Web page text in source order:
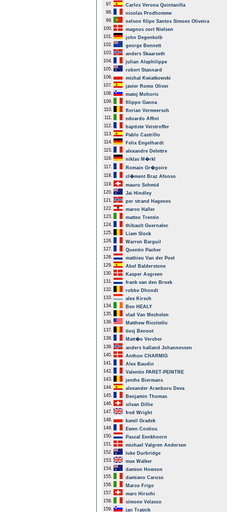
97.
Carlos Verona Quintanilla
98.
nicolas Prodhomme
99.
nelson filipe Santos Simoes Oliveira
100.
magnus cort Nielsen
101.
john Degenkolb
102.
george Bennett
103.
anders Skaarseth
104.
julian Alaphilippe
105.
robert Stannard
106.
michal Kwiatkowski
107.
javier Romo Oliver
108.
matej Mohoric
109.
filippo Ganna
110.
florian Vermeersch
111.
edoardo Affini
112.
baptiste Veistroffer
113.
Pablo Castrillo
114.
Felix Engelhardt
115.
alexandre Delettre
116.
niklas M�rkl
117.
Romain Gr�goire
118.
cl�ment Braz Afonso
119.
mauro Schmid
120.
Jai Hindley
121.
per strand Hagenes
122.
marco Haller
123.
matteo Trentin
124.
thibault Guernalec
125.
Liam Slock
126.
Warren Barguil
127.
Quentin Pacher
128.
mathieu Van der Poel
129.
Abel Balderstone
130.
Kasper Asgreen
131.
frank van den Broek
132.
robbe Dhondt
133.
alex Kirsch
134.
Ben HEALY
135.
vlad Van Mechelen
136.
Matthew Riccitello
137.
tiesj Benoot
138.
Matt�o Vercher
139.
anders halland Johannessen
140.
Anthon CHARMIG
141.
Alex Baudin
142.
Valentin PARET-PEINTRE
143.
jenthe Biermans
144.
alexander Aranburu Deva
145.
Benjamin Thomas
146.
silvan Dillie
147.
fred Wright
148.
kamil Gradek
149.
Ewen Costiou
150.
Pascal Eenkhoorn
151.
michael Valgren Andersen
152.
luke Durbridge
153.
max Walker
154.
damien Howson
155.
damiano Caruso
156.
Marco Frigo
157.
marc Hirschi
158.
simone Velasco
159.
jan Tratnik